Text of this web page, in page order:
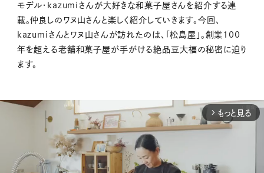
モデル・kazumiさんが大好きな和菓子屋さんを紹介する連
載。仲良しのワヌ山さんと楽しく紹介していきます。今回、
kazumiさんとワヌ山さんが訪れたのは、「松島屋」。創業100
年を超える老舗和菓子屋が手がける絶品豆大福の秘密に迫り
ます。
arrow_forward_ios もっと見る